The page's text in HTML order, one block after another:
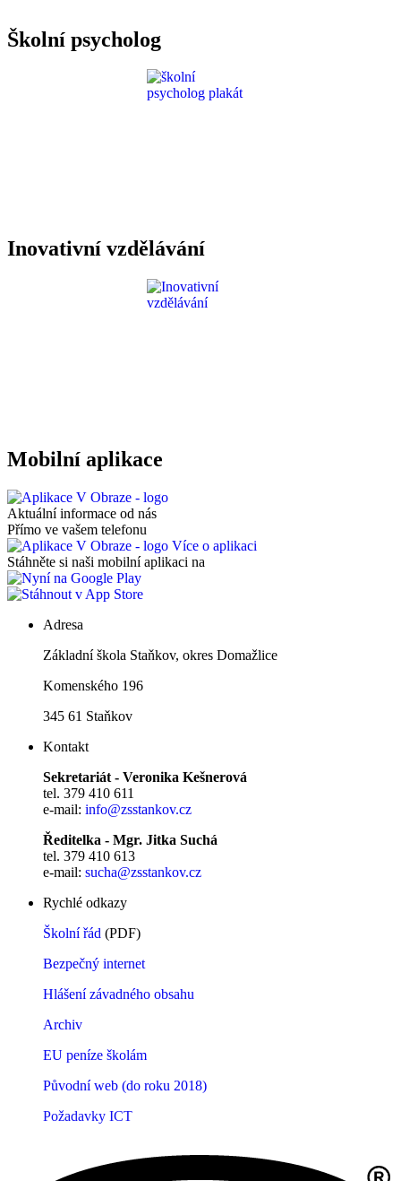
Školní psycholog
Inovativní vzdělávání
Mobilní aplikace
Aktuální informace od nás
Přímo ve vašem telefonu
Více o aplikaci
Stáhněte si naši mobilní aplikaci na
Adresa
Základní škola Staňkov, okres Domažlice
Komenského 196
345 61 Staňkov
Kontakt
Sekretariát - Veronika Kešnerová
tel. 379 410 611
e-mail: info@zsstankov.cz
Ředitelka - Mgr. Jitka Suchá
tel. 379 410 613
e-mail: sucha@zsstankov.cz
Rychlé odkazy
Školní řád (PDF)
Bezpečný internet
Hlášení závadného obsahu
Archiv
EU peníze školám
Původní web (do roku 2018)
Požadavky ICT